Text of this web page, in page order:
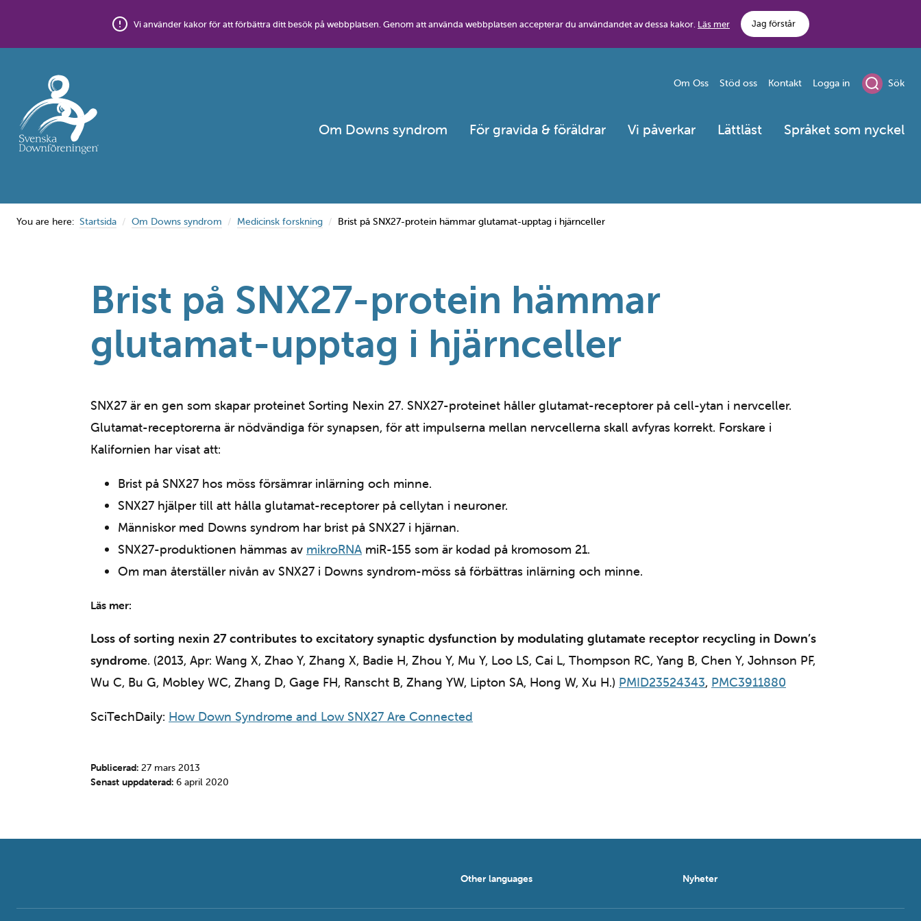
Vi använder kakor för att förbättra ditt besök på webbplatsen. Genom att använda webbplatsen accepterar du användandet av dessa kakor. Läs mer Jag förstår
Om Downs syndrom För gravida & föräldrar Vi påverkar Lättläst Språket som nyckel
Om Oss Stöd oss Kontakt Logga in Sök
You are here: Startsida Om Downs syndrom Medicinsk forskning Brist på SNX27-protein hämmar glutamat-upptag i hjärnceller
Brist på SNX27-protein hämmar
glutamat-upptag i hjärnceller
SNX27 är en gen som skapar proteinet Sorting Nexin 27. SNX27-proteinet håller glutamat-receptorer på cell-ytan i nervceller.
Glutamat-receptorerna är nödvändiga för synapsen, för att impulserna mellan nervcellerna skall avfyras korrekt. Forskare i
Kalifornien har visat att:
Brist på SNX27 hos möss försämrar inlärning och minne.
SNX27 hjälper till att hålla glutamat-receptorer på cellytan i neuroner.
Människor med Downs syndrom har brist på SNX27 i hjärnan.
SNX27-produktionen hämmas av mikroRNA miR-155 som är kodad på kromosom 21.
Om man återställer nivån av SNX27 i Downs syndrom-möss så förbättras inlärning och minne.
Läs mer:
Loss of sorting nexin 27 contributes to excitatory synaptic dysfunction by modulating glutamate receptor recycling in Down’s
syndrome. (2013, Apr: Wang X, Zhao Y, Zhang X, Badie H, Zhou Y, Mu Y, Loo LS, Cai L, Thompson RC, Yang B, Chen Y, Johnson PF,
Wu C, Bu G, Mobley WC, Zhang D, Gage FH, Ranscht B, Zhang YW, Lipton SA, Hong W, Xu H.) PMID23524343, PMC3911880
SciTechDaily: How Down Syndrome and Low SNX27 Are Connected
Publicerad: 27 mars 2013
Senast uppdaterad: 6 april 2020
Other languages Nyheter